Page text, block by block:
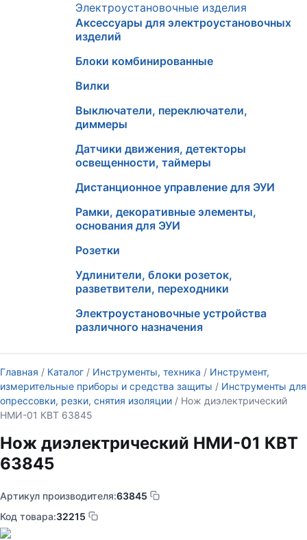
Электроустановочные изделия
Аксессуары для электроустановочных
изделий
Блоки комбинированные
Вилки
Выключатели, переключатели,
диммеры
Датчики движения, детекторы
освещенности, таймеры
Дистанционное управление для ЭУИ
Рамки, декоративные элементы,
основания для ЭУИ
Розетки
Удлинители, блоки розеток,
разветвители, переходники
Электроустановочные устройства
различного назначения
Главная / Каталог / Инструменты, техника / Инструмент,
измерительные приборы и средства защиты / Инструменты для
опрессовки, резки, снятия изоляции / Нож диэлектрический
НМИ-01 КВТ 63845
Нож диэлектрический НМИ-01 КВТ
63845
Артикул производителя:63845
Код товара:32215